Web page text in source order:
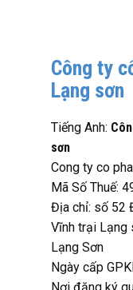
Công ty
Lạng sơn
Tiếng Anh:
sơn
Cong ty co
Mã Số Thuế:
Địa chỉ: số 52
Vĩnh trại Lạng
Lạng Sơn
Ngày cấp